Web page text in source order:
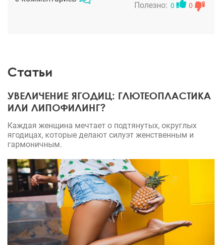
гармонии с возрастом. Благодарю!Полезно: 0 0
Статьи
УВЕЛИЧЕНИЕ ЯГОДИЦ: ГЛЮТЕОПЛАСТИКА
ИЛИ ЛИПОФИЛИНГ?
Каждая женщина мечтает о подтянутых, округлых
ягодицах, которые делают силуэт женственным и
гармоничным.